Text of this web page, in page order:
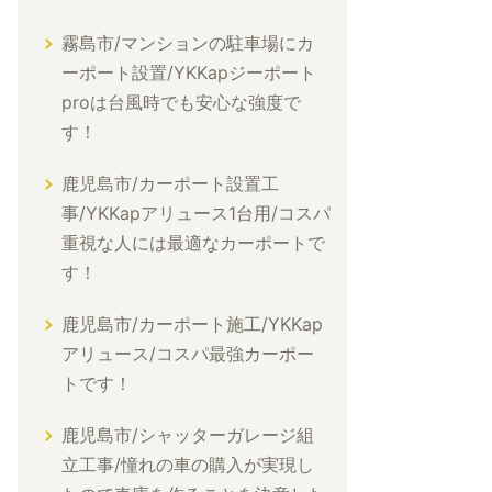
霧島市/マンションの駐車場にカ
ーポート設置/YKKapジーポート
proは台風時でも安心な強度で
す！
鹿児島市/カーポート設置工
事/YKKapアリュース1台用/コスパ
重視な人には最適なカーポートで
す！
鹿児島市/カーポート施工/YKKap
アリュース/コスパ最強カーポー
トです！
鹿児島市/シャッターガレージ組
立工事/憧れの車の購入が実現し